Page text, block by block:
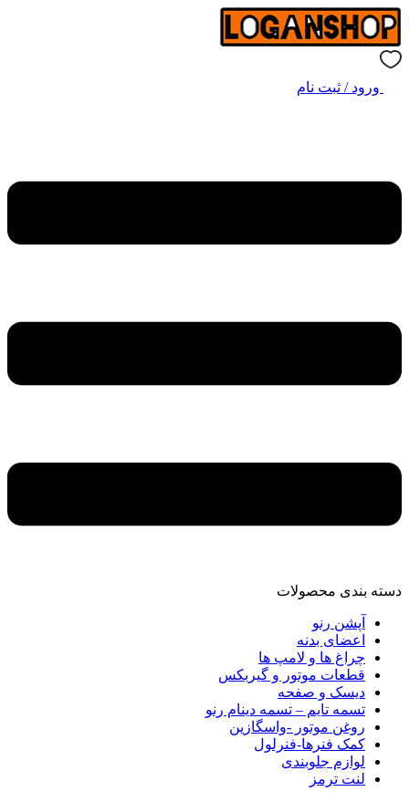
ورود / ثبت نام
دسته‌ بندی محصولات
آپشن رنو
اعضای بدنه
چراغ ها و لامپ ها
قطعات موتور و گیربکس
دیسک و صفحه
تسمه تایم – تسمه دینام رنو
روغن موتور -واسگازین
کمک فنرها-فنرلول
لوازم جلوبندی
لنت ترمز